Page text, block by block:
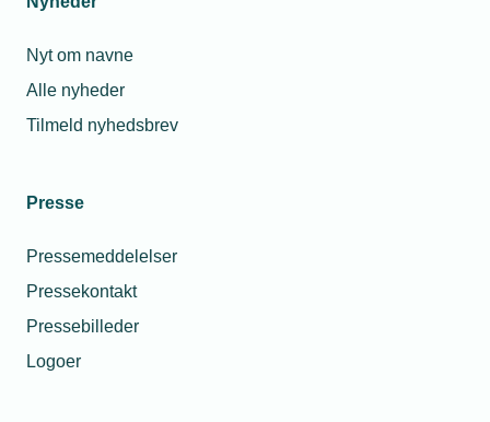
Nyt om navne
Alle nyheder
Tilmeld nyhedsbrev
Presse
Pressemeddelelser
Pressekontakt
Pressebilleder
Logoer
Må vi tilslutte ekstra beholder til
køleanlæg?
Fra Georg Gearløs-løsning til eksport-